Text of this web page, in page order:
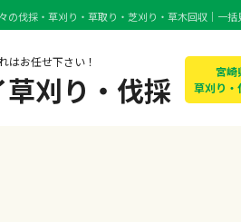
の伐採・草刈り・草取り・芝刈り・草木回収｜一括
はお任せ下さい！
草刈り・伐採
宮崎
草刈り・